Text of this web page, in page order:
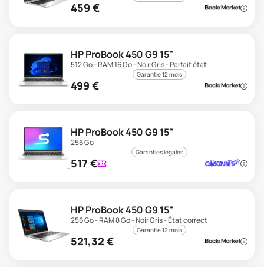
459 €
HP ProBook 450 G9 15"
512 Go - RAM 16 Go - Noir Gris - Parfait état
Garantie 12 mois
499 €
HP ProBook 450 G9 15"
256 Go
Garanties légales
517 €
HP ProBook 450 G9 15"
256 Go - RAM 8 Go - Noir Gris - État correct
Garantie 12 mois
521,32 €